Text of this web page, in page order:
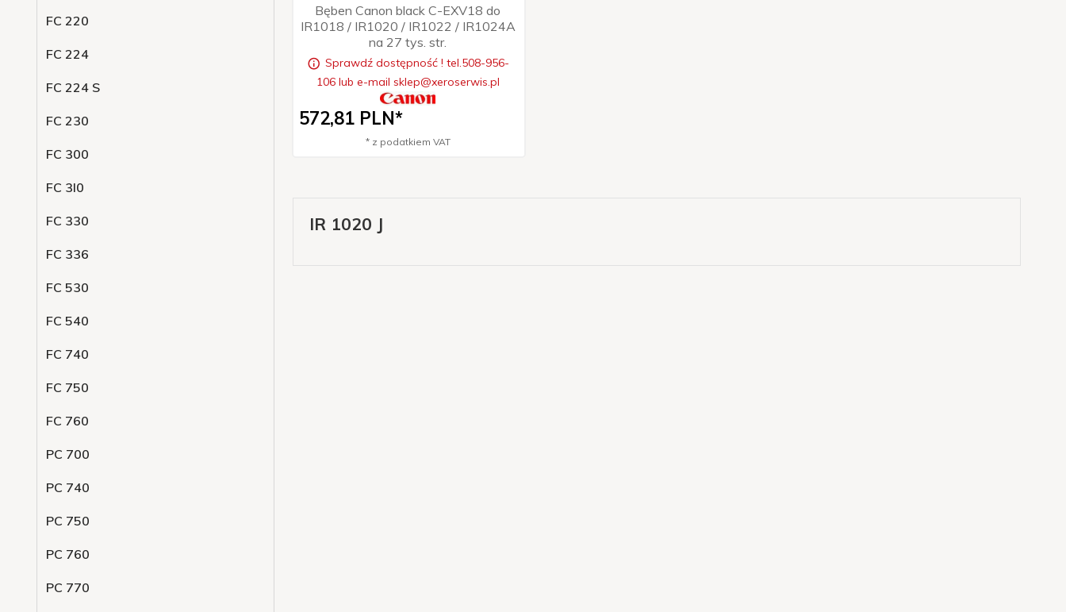
FC 220
FC 224
FC 224 S
FC 230
FC 300
FC 3l0
FC 330
FC 336
FC 530
FC 540
FC 740
FC 750
FC 760
PC 700
PC 740
PC 750
PC 760
PC 770
Bęben Canon black C-EXV18 do
IR1018 / IR1020 / IR1022 / IR1024A
na 27 tys. str.
Sprawdź dostępność ! tel.508-956-
106 lub e-mail sklep@xeroserwis.pl
572,81 PLN*
* z podatkiem VAT
IR 1020 J